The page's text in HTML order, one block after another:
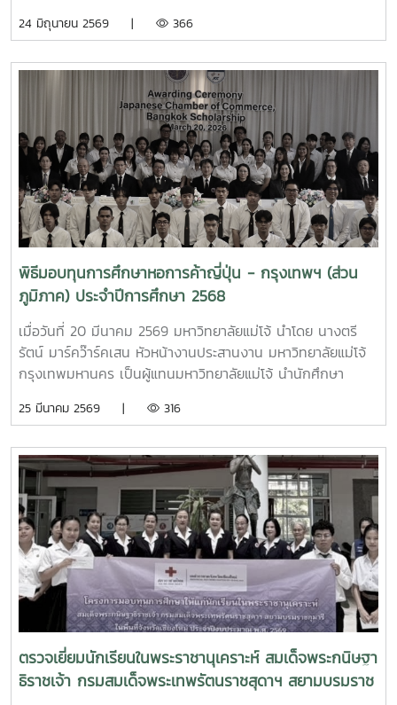
สถาบันเดิม)ไม่เป็นนักศึกษาที่ได้รับทุนการศึกษาอื่นใด หรือกำลัง
ของรัฐ หรือพนักงานรัฐวิสาหกิจเป็นนักศึกษาที่มีความประพฤติ
เรียบร้อย มีจิตอาสา มีคุณธรรม ขาดแคลนทุนทรัพย์ในการศึกษา
และ/หรือเป็นนักศึกษาที่สร้างชื่อเสียงให้กับมหาวิทยาลัย และ/หรือ
เป็นนักศึกษาที่ครอบครัวประสบภัยพิบัติทางธรรมชาติ และไม่เคย
ถูกลงโทษทางวินัยร้ายแรง วิธีการสมัครขอรับทุนการศึกษา
ติดต่อขอรับและส่งใบสมัครขอรับทุนการศึกษาพร้อมหลักฐาน
จำนวน 1 ชุด ได้ที่งานบริการการศึกษาของคณะ/วิทยาลัยที่
นักศึกษาสังกัด หรืองานบริการนักศึกษา กองพัฒนานักศึกษา
ชั้น 2 อาคารอำนวย ยศสุข และสามารถดาวน์โหลดใบสมัครได้ที่
เว็บไซต์ทุนการศึกษา งานบริการนักศึกษา กองพัฒนานักศึกษา
ใบสมัครทุนการศึกษามหาวิทยาลัยแม่โจ้ ปี 2569 หรือ Scan Qr
Codeหลักฐานแนบใบสมัครขอรับทุนการศึกษา ใบสมัครขอรับทุน
การศึกษาสำเนาระเบียนแสดงผลการเรียน (Transcript) จำนวน
1 ฉบับสำเนาทะเบียนบ้าน จำนวน 1 ฉบับสำเนาบัตรประจำตัว
นักศึกษา หรือสำเนาบัตรประชาชน จำนวน 1 ฉบับรูปถ่ายขนาด 1
โจ้รูปถ่ายบ้านนักศึกษาที่ประสบภัยพิบัติทางธรรมชาติ (กรณี
การศึกษา: ตั้งแต่วันที่ 1 - 31 กรกฏาคม 2569อ่านรายละเอียด
เพิ่มเติมได้ที่ ประกาศรับสมัครทุนการศึกษามหาวิทยาลัยแม่โจ้
ประจำปีการศึกษา 2569
24 มิถุนายน 2569 | 366
พิธีมอบทุนการศึกษาหอการค้าญี่ปุ่น - กรุงเทพฯ (ส่วน
ภูมิภาค) ประจำปีการศึกษา 2568
เมื่อวันที่ 20 มีนาคม 2569 มหาวิทยาลัยแม่โจ้ นำโดย นางตรี
รัตน์ มาร์คว๊าร์คเสน หัวหน้างานประสานงาน มหาวิทยาลัยแม่โจ้
กรุงเทพมหานคร เป็นผู้แทนมหาวิทยาลัยแม่โจ้ นำนักศึกษา
กรุงเทพฯ (ส่วนภูมิภาค) ประจำปีการศึกษา 2568 โดยในพิธีได้
Chairman of Education Section, Social Contribution
Committee หอการค้าญี่ปุ่น-กรุงเทพฯ เป็นผู้มอบทุนการศึกษา
พร้อมด้วย นายศุภโชค สุขมาก ผู้อำนวยการกองส่งเสริมและ
พัฒนากำลังคน สำนักงานปลัดกระทรวงการอุดมศึกษา
วิทยาศาสตร์ วิจัยและนวัตกรรม (อว.) ร่วมมอบประกาศนียบัตร
แสดงความยินดี โดยในปีนี้มีนักศึกษามหาวิทยาลัยแม่โจ้ได้รับคัด
เลือกจำนวน 4 ราย ได้แก่ 1. น.ส.ยูมิ นากาโน่ สาขาวิทยาการ
คอมพิวเตอร์ คณะวิทยาศาสตร์ 2. น.ส.เนาวรัตน์ ไตรพิพัฒน์โชติ
สาขาวิชาการจัดการ คณะบริหารธุรกิจ 3. น.ส.ขวัญชนก ขวัญตา
วงศ์ สาขาวิชาการจัดการธุรกิจท่องเที่ยวและบริการ คณะ
พัฒนาการท่องเที่ยว 4. น.ส.จุฑารัตน์ เชื่อมสกุล สาขาวิชา
พยาบาล คณะพยาบาลศาสตร์ ณ ณ ห้องบอลรูม โรงแรมแรม
25 มีนาคม 2569 | 316
ตรวจเยี่ยมนักเรียนในพระราชานุเคราะห์ สมเด็จพระกนิษฐา
ธิราชเจ้า กรมสมเด็จพระเทพรัตนราชสุดาฯ สยามบรมราช